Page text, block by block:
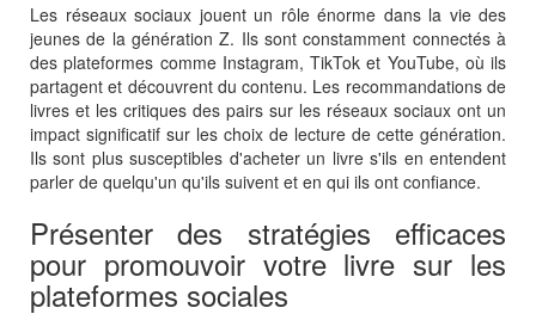
Les réseaux sociaux jouent un rôle énorme dans la vie des
jeunes de la génération Z. Ils sont constamment connectés à
des plateformes comme Instagram, TikTok et YouTube, où ils
partagent et découvrent du contenu. Les recommandations de
livres et les critiques des pairs sur les réseaux sociaux ont un
impact significatif sur les choix de lecture de cette génération.
Ils sont plus susceptibles d'acheter un livre s'ils en entendent
parler de quelqu'un qu'ils suivent et en qui ils ont confiance.
Présenter des stratégies efficaces
pour promouvoir votre livre sur les
plateformes sociales